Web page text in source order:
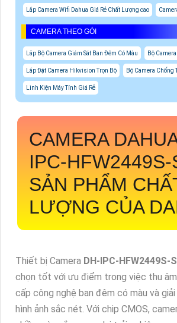
Lắp Camera Wifi Dahua Giá Rẻ Chất Lượng cao
CAMERA THEO GÓI
Lắp Bộ Camera Giám Sát Ban Đêm Có Màu Bộ
Lắp Đặt Camera Hikvision Trọn Bộ Bộ Camera
Linh Kiện Máy Tính Giá Rẻ
CAMERA
IPC-HFW2449S-
SẢN PHẨM
LƯỢNG CỦA
Thiết bị Camera DH-IPC-HFW2449S-
chọn tốt với ưu điểm trong việc thu âm
cấp công nghệ ban đêm có màu và
hình ảnh sắc nét. Với chip CMOS,